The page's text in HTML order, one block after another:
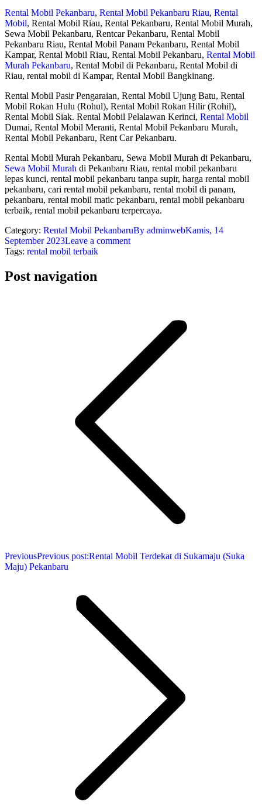
Rental Mobil Pekanbaru, Rental Mobil Pekanbaru Riau, Rental
Mobil, Rental Mobil Riau, Rental Pekanbaru, Rental Mobil Murah,
Sewa Mobil Pekanbaru, Rentcar Pekanbaru, Rental Mobil
Pekanbaru Riau, Rental Mobil Panam Pekanbaru, Rental Mobil
Kampar, Rental Mobil Riau, Rental Mobil Pekanbaru, Rental Mobil
Murah Pekanbaru, Rental Mobil di Pekanbaru, Rental Mobil di
Riau, rental mobil di Kampar, Rental Mobil Bangkinang.
Rental Mobil Pasir Pengaraian, Rental Mobil Ujung Batu, Rental
Mobil Rokan Hulu (Rohul), Rental Mobil Rokan Hilir (Rohil),
Rental Mobil Siak. Rental Mobil Pelalawan Kerinci, Rental Mobil
Dumai, Rental Mobil Meranti, Rental Mobil Pekanbaru Murah,
Rental Mobil Pekanbaru, Rent Car Pekanbaru.
Rental Mobil Murah Pekanbaru, Sewa Mobil Murah di Pekanbaru,
Sewa Mobil Murah di Pekanbaru Riau, rental mobil pekanbaru
lepas kunci, rental mobil pekanbaru tanpa supir, harga rental mobil
pekanbaru, cari rental mobil pekanbaru, rental mobil di panam,
pekanbaru, rental mobil matic pekanbaru, rental mobil pekanbaru
terbaik, rental mobil pekanbaru terpercaya.
Category: Rental Mobil PekanbaruBy adminwebKamis, 14
September 2023Leave a comment
Tags: rental mobil terbaik
Post navigation
PreviousPrevious post:Rental Mobil Terdekat di Sukamaju (Suka
Maju) Pekanbaru